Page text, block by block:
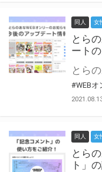
同人 女
とら
ート
#WEBオ
同人 女
とら
ト」